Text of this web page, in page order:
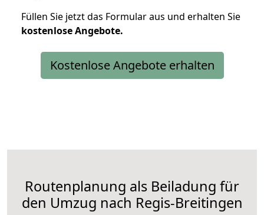
Füllen Sie jetzt das Formular aus und erhalten Sie
kostenloseAngebote.
Kostenlose Angebote erhalten
Routenplanung als Beiladung für
den Umzug nach Regis-Breitingen